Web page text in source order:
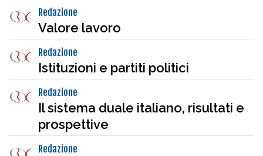
Redazione
Valore lavoro
Redazione
Istituzioni e partiti politici
Redazione
Il sistema duale italiano, risultati e
prospettive
Redazione